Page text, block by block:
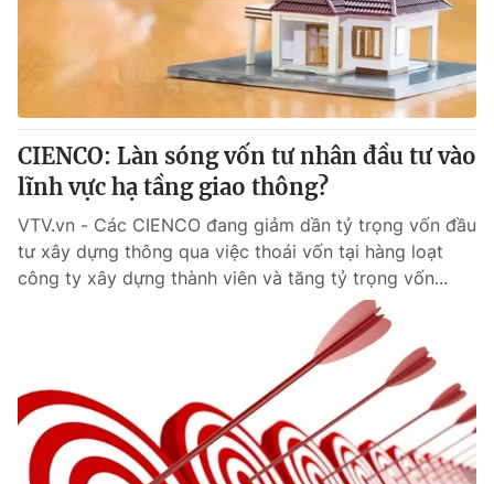
CIENCO: Làn sóng vốn tư nhân đầu tư vào
lĩnh vực hạ tầng giao thông?
VTV.vn - Các CIENCO đang giảm dần tỷ trọng vốn đầu
tư xây dựng thông qua việc thoái vốn tại hàng loạt
công ty xây dựng thành viên và tăng tỷ trọng vốn...